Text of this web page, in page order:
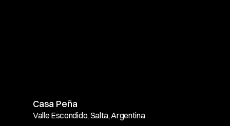
Casa Peña
Valle Escondido, Salta, Argentina